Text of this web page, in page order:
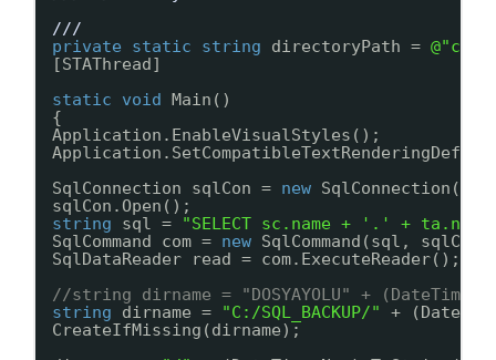
///
private
static string directoryPath =
[STAThread]
static
void Main()
{
Application.EnableVisualStyles();
SqlConnection sqlCon = new SqlConnection(
sqlCon.Open();
string
sql =
"SELECT sc.name + '.' + ta.name
SqlCommand com = new SqlCommand(sql,
SqlDataReader read = com.ExecuteReader();
//string dirname = "DOSYAYOLU" +
string
dirname = "C:/SQL_BACKUP/"
+
CreateIfMissing(dirname);